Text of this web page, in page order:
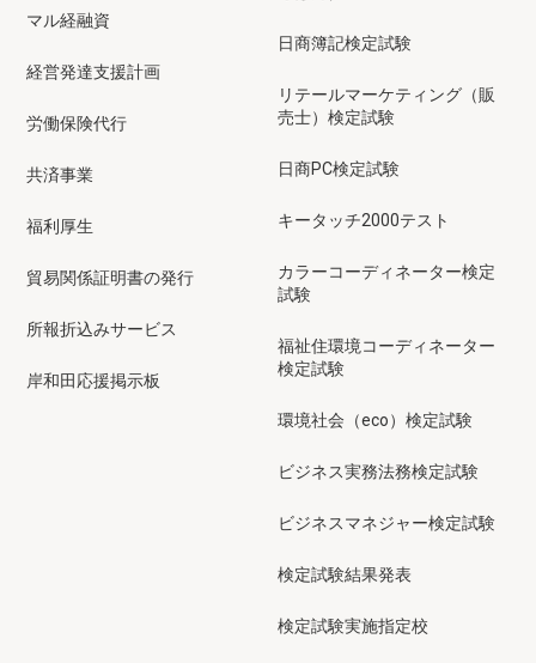
マル経融資
経営発達支援計画
労働保険代行
共済事業
福利厚生
貿易関係証明書の発行
所報折込みサービス
岸和田応援掲示板
日商簿記検定試験
リテールマーケティング（販
売士）検定試験
日商PC検定試験
キータッチ2000テスト
カラーコーディネーター検定
試験
福祉住環境コーディネーター
検定試験
環境社会（eco）検定試験
ビジネス実務法務検定試験
ビジネスマネジャー検定試験
検定試験結果発表
検定試験実施指定校